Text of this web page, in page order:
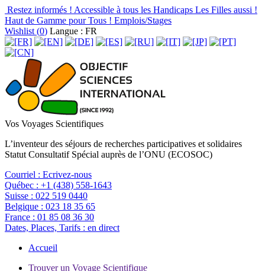
Restez informés ! Accessible à tous les Handicaps Les Filles aussi !
Haut de Gamme pour Tous ! Emplois/Stages
Wishlist (0) Langue : FR
Vos Voyages Scientifiques
L’inventeur des séjours de recherches participatives et solidaires
Statut Consultatif Spécial auprès de l’ONU (ECOSOC)
Courriel : Ecrivez-nous
Québec : +1 (438) 558-1643
Suisse : 022 519 0440
Belgique : 023 18 35 65
France : 01 85 08 36 30
Dates, Places, Tarifs : en direct
Accueil
Trouver un Voyage Scientifique